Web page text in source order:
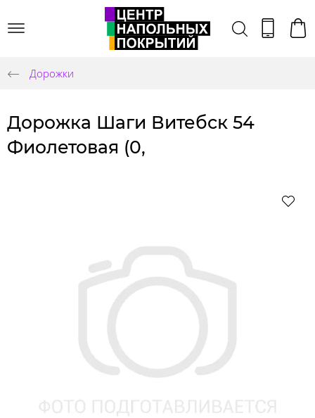
Дорожки
Дорожка Шаги Витебск 54
Фиолетовая (0,